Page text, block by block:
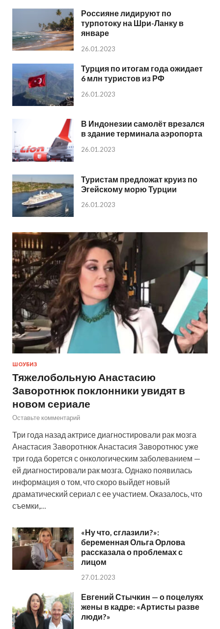
Россияне лидируют по
турпотоку на Шри-Ланку в
январе
26.01.2023
Турция по итогам года ожидает
6 млн туристов из РФ
26.01.2023
В Индонезии самолёт врезался
в здание терминала аэропорта
26.01.2023
Туристам предложат круиз по
Эгейскому морю Турции
26.01.2023
ШОУБИЗ
Тяжелобольную Анастасию
Заворотнюк поклонники увидят в
новом сериале
Оставьте комментарий
Три года назад актрисе диагностировали рак мозга
Анастасия Заворотнюк Анастасия Заворотнюс уже
три года борется с онкологическим заболеванием —
ей диагностировали рак мозга. Однако появилась
информация о том, что скоро выйдет новый
драматический сериал с ее участием. Оказалось, что
съемки,…
«Ну что, сглазили?»:
беременная Ольга Орлова
рассказала о проблемах с
лицом
27.01.2023
Евгений Стычкин — о поцелуях
жены в кадре: «Артисты разве
люди?»